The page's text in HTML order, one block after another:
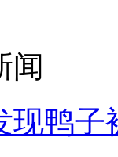
闻
现鸭子